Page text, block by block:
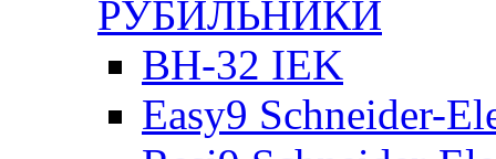
РУБИЛЬНИКИ
ВН-32 IEK
Easy9 Schneider-